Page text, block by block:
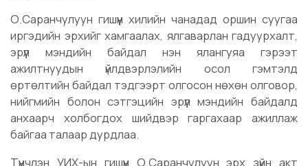
О.Саранчулуун гишүүн хилийн чанадад оршин суугаа
иргэдийн эрхийг хамгаалах, ялгаварлан гадуурхалт,
эрүүл мэндийн байдал нэн ялангуяа гэрээт
ажилтнуудын үйлдвэрлэлийн осол гэмтэлд
өртөлтийн байдал тэдгээрт олгосон нөхөн олговор,
нийгмийн болон сэтгэцийн эрүүл мэндийн байдалд
анхаарч холбогдох шийдвэр гаргахаар ажиллаж
байгаа талаар дурдлаа.
Түүнчлэн УИХ-ын гишүүн О.Саранчулуун эрх зүйн акт